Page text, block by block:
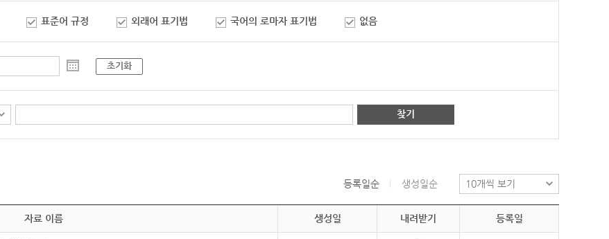
표준어 규정 외래어 표기법 국어의 로마자 표기법 없음
초기화
찾기
등록일순 생성일순
자료 이름 생성일 내려받기 등록일